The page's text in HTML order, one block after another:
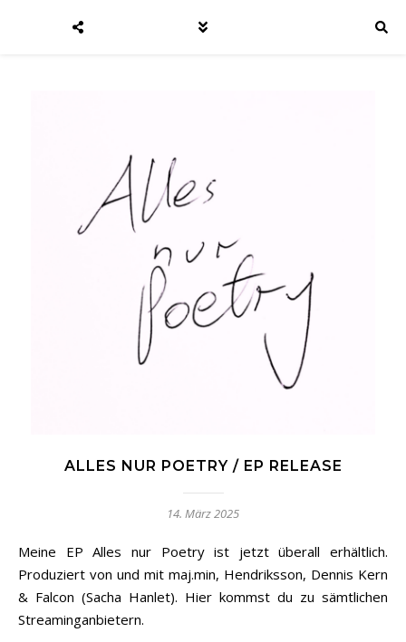
ALLES NUR POETRY / EP RELEASE
14. März 2025
Meine EP Alles nur Poetry ist jetzt überall erhältlich.
Produziert von und mit maj.min, Hendriksson, Dennis Kern
& Falcon (Sacha Hanlet). Hier kommst du zu sämtlichen
Streaminganbietern.